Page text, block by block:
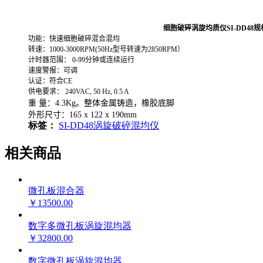
细胞破碎涡旋均质仪SI-DD48规
功能：快速细胞破碎混合混均
转速：1000-3000RPM(50Hz型号转速为2850RPM）
计时器范围： 0-99分钟或连续运行
速度警报：可调
认证：符合CE
供电要求： 240VAC, 50 Hz, 0.5 A
重 量：4.3Kg。整体金属铸造，橡胶底脚
外形尺寸：165 x 122 x 190mm
标签： SI-DD48涡旋破碎混均仪
相关商品
微孔板混合器
￥13500.00
数字多微孔板涡旋混均器
￥32800.00
数字微孔板涡旋混均器